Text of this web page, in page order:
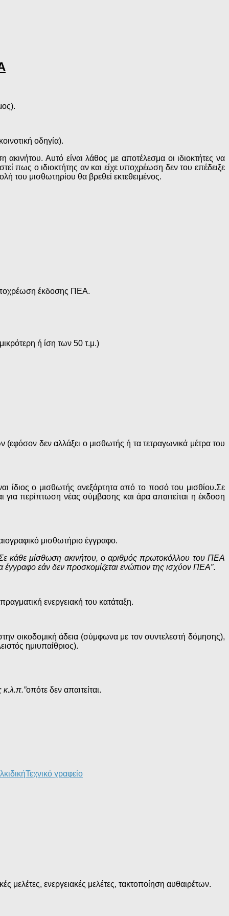
οδηγία).
Αυτό είναι λάθος με αποτέλεσμα οι ιδιοκτήτες να
πως ο ιδιοκτήτης αν και είχε υποχρέωση δεν του επέδειξε
του μισθωτηρίου θα βρεθεί εκτεθειμένος.
έκδοσης ΠΕΑ.
ή ίση των 50 τ.μ.)
δεν αλλάξει ο μισθωτής ή τα τετραγωνικά μέτρα του
ίδιος ο μισθωτής ανεξάρτητα από το ποσό του μισθίου.Σε
για περίπτωση νέας σύμβασης και άρα απαιτείται η έκδοση
μισθωτήριο έγγραφο.
κάθε μίσθωση ακινήτου, ο αριθμός πρωτοκόλλου του ΠΕΑ
εάν δεν προσκομίζεται ενώπιον της ισχύον ΠΕΑ”.
ενεργειακή του κατάταξη.
οικοδομική άδεια (σύμφωνα με τον συντελεστή δόμησης),
ημιυπαίθριος).
κ.λ.π.”οπότε δεν απαιτείται.
Τεχνικό γραφείο
μελέτες, ενεργειακές μελέτες, τακτοποίηση αυθαιρέτων.